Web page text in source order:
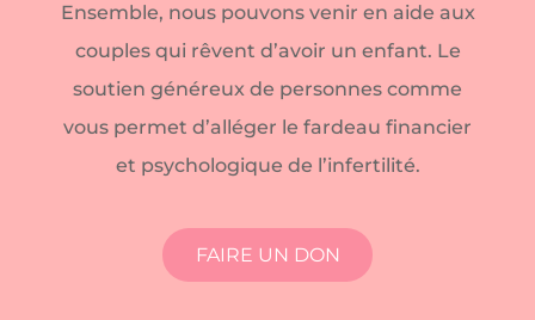
Ensemble, nous pouvons venir en aide aux
couples qui rêvent d’avoir un enfant. Le
soutien généreux de personnes comme
vous permet d’alléger le fardeau financier
et psychologique de l’infertilité.
FAIRE UN DON